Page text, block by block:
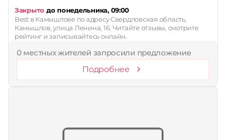
Закрыто до понедельника, 09:00
Best в Камышлове по адресу Свердловская область,
Камышлов, улица Ленина, 16. Читайте отзывы, смотрите
рейтинг и записывайтесь онлайн.
0 местных жителей запросили предложение
Подробнее